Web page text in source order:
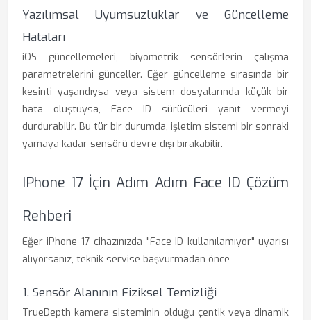
Yazılımsal Uyumsuzluklar ve Güncelleme
Hataları
iOS güncellemeleri, biyometrik sensörlerin çalışma
parametrelerini günceller. Eğer güncelleme sırasında bir
kesinti yaşandıysa veya sistem dosyalarında küçük bir
hata oluştuysa, Face ID sürücüleri yanıt vermeyi
durdurabilir. Bu tür bir durumda, işletim sistemi bir sonraki
yamaya kadar sensörü devre dışı bırakabilir.
IPhone 17 İçin Adım Adım Face ID Çözüm
Rehberi
Eğer iPhone 17 cihazınızda "Face ID kullanılamıyor" uyarısı
alıyorsanız, teknik servise başvurmadan önce
1. Sensör Alanının Fiziksel Temizliği
TrueDepth kamera sisteminin olduğu çentik veya dinamik